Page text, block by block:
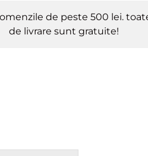
de peste 500 lei.
de livrare sunt gratuite!